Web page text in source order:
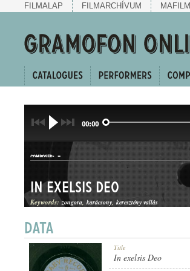
FILMALAP FILMARCHÍVUM MAFILM
00:00
COMPOSER: -
GENRE: KARÁCSONYI ÉNEK
In exelsis Deo
Keywords: zongora karácsony keresztény vallás
Title
In exelsis Deo